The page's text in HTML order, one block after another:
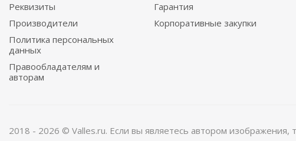
Реквизиты
Производители
Политика персональных
данных
Правообладателям и
авторам
Гарантия
Корпоративные закупки
2018 - 2026 © Valles.ru. Если вы являетесь автором